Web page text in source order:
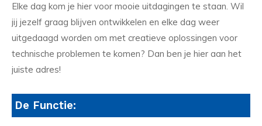
Elke dag kom je hier voor mooie uitdagingen te staan. Wil
jij jezelf graag blijven ontwikkelen en elke dag weer
uitgedaagd worden om met creatieve oplossingen voor
technische problemen te komen? Dan ben je hier aan het
juiste adres!
De Functie: